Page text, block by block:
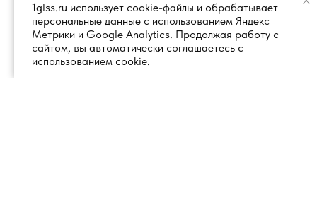
1glss.ru использует cookie-файлы и обрабатывает
персональные данные с использованием Яндекс
Метрики и Google Analytics. Продолжая работу с
сайтом, вы автоматически соглашаетесь с
использованием cookie.